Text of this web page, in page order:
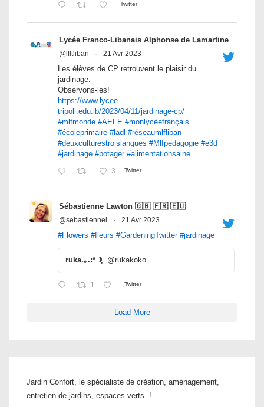
Twitter
Lycée Franco-Libanais Alphonse de Lamartine
@lfltliban · 21 Avr 2023
Les élèves de CP retrouvent le plaisir du
jardinage.
Observons-les!
https://www.lycee-
tripoli.edu.lb/2023/04/11/jardinage-cp/
#mlfmonde #AEFE #monlycéefrançais
#écoleprimaire #ladl #réseaumlfliban
#deuxculturestroislangues #Mlfpedagogie #e3d
#jardinage #potager #alimentationsaine
3 Twitter
Sébastienne Lawton 🇬🇧 🇫🇷 🇪🇺
@sebastiennel · 21 Avr 2023
#Flowers #fleurs #GardeningTwitter #jardinage
ruka.｡.:*☽ฺ @rukakoko
1 Twitter
Load More
Jardin Confort, le spécialiste de création, aménagement,
entretien de jardins, espaces verts !